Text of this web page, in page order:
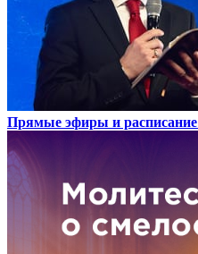
Прямые эфиры и расписание